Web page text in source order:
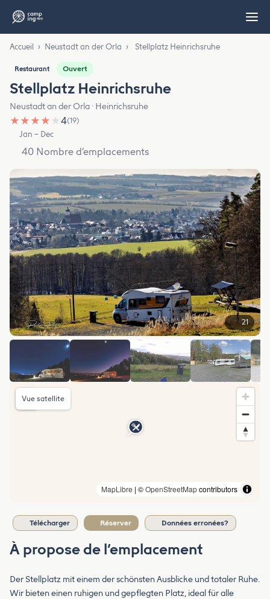
Accueil › Neustadt an der Orla › Stellplatz Heinrichsruhe
Restaurant Ouvert
Stellplatz Heinrichsruhe
Neustadt an der Orla · Heinrichsruhe
★ ★ ★ ★ ★4(19)
Jan – Dec
40 Nombre d’emplacements
21
MapLibre | ©OpenStreetMapcontributors
Vue satellite
Télécharger Réserver Données erronées?
À propose de l’emplacement
Der Stellplatz mit einem der schönsten Ausblicke und totaler Ruhe.
Wir bieten einen ruhigen und gepflegten Platz, ideal für alle